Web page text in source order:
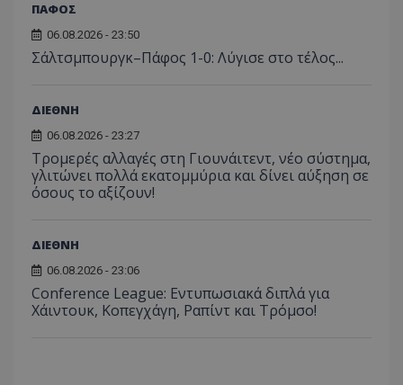
ΠΑΦΟΣ
06.08.2026 - 23:50
Σάλτσμπουργκ–Πάφος 1-0: Λύγισε στο τέλος...
ΔΙΕΘΝΗ
06.08.2026 - 23:27
Τρομερές αλλαγές στη Γιουνάιτεντ, νέο σύστημα,
γλιτώνει πολλά εκατομμύρια και δίνει αύξηση σε
όσους το αξίζουν!
ΔΙΕΘΝΗ
06.08.2026 - 23:06
Conference League: Εντυπωσιακά διπλά για
Χάιντουκ, Κοπεγχάγη, Ραπίντ και Τρόμσο!